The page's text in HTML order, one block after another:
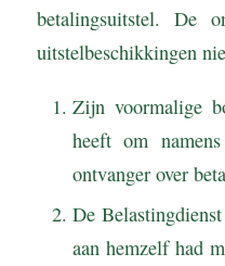
betalingsuitstel. De
uitstelbeschikkingen
Zijn voormalige
heeft om
ontvanger over
De
aan hemzelf had